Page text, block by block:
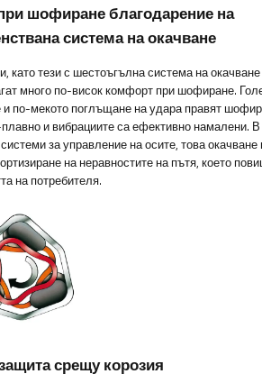
шофиране благодарение на
система на окачване
като тези с шестоъгълна система на
много по-висок комфорт при шофиране.
и по-мекото поглъщане на удара правят
и вибрациите са ефективно намалени.
за управление на осите, това
на неравностите на пътя, което
на потребителя.
срещу корозия